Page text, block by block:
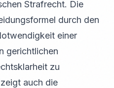
Strafrecht. Die
durch den
einer
gerichtlichen
zu
auch die